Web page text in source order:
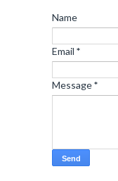
Name
Email *
Message*